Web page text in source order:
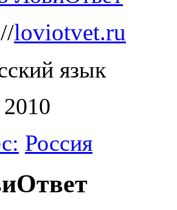
loviotvet.ru
язык
Россия